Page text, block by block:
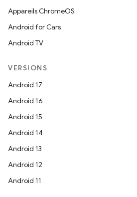
Appareils ChromeOS
Android for Cars
Android TV
VERSIONS
Android 17
Android 16
Android 15
Android 14
Android 13
Android 12
Android 11